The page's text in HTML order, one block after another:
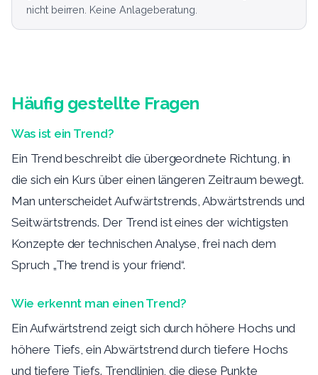
nicht beirren. Keine Anlageberatung.
Häufig gestellte Fragen
Was ist ein Trend?
Ein Trend beschreibt die übergeordnete Richtung, in
die sich ein Kurs über einen längeren Zeitraum bewegt.
Man unterscheidet Aufwärtstrends, Abwärtstrends und
Seitwärtstrends. Der Trend ist eines der wichtigsten
Konzepte der technischen Analyse, frei nach dem
Spruch „The trend is your friend“.
Wie erkennt man einen Trend?
Ein Aufwärtstrend zeigt sich durch höhere Hochs und
höhere Tiefs, ein Abwärtstrend durch tiefere Hochs
und tiefere Tiefs. Trendlinien, die diese Punkte